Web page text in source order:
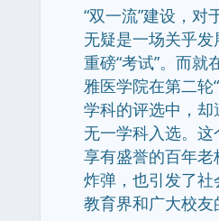
“双一流”建设，对
无疑是一场关乎
重磅“考试”。而就
雅医学院在第二轮
学科的评选中，却
无一学科入选。
享有盛誉的百年
炸弹，也引发了
教育界和广大校友